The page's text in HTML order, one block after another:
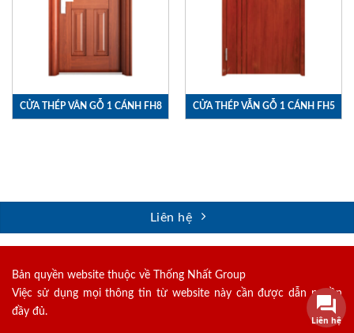
CỬA THÉP VÂN GỖ 1 CÁNH FH8 CỬA THÉP VẪN GỖ 1 CÁNH FH5
Liên hệ
Bản quyền website thuộc về Thống Nhất Group
Việc sử dụng mọi thông tin từ website này cần được dẫn nguồn
đầy đủ.
Liên hệ